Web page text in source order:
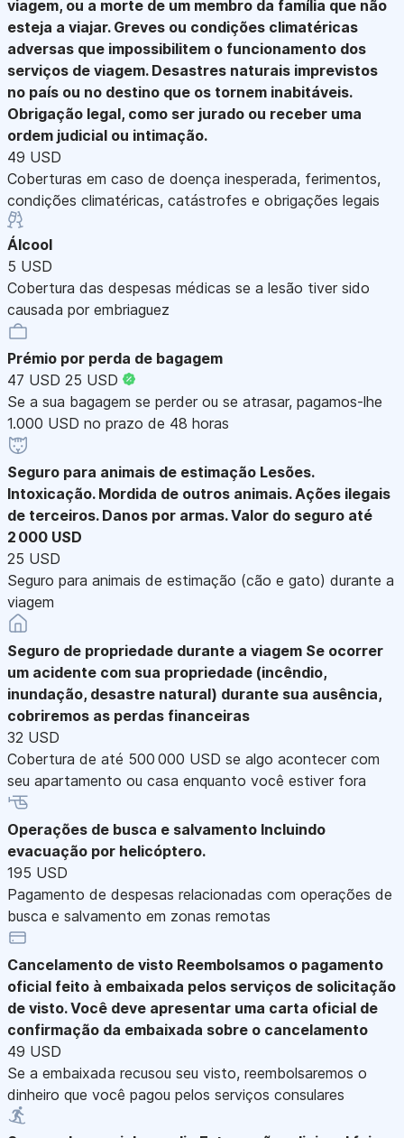
viagem, ou a morte de um membro da família que não
esteja a viajar. Greves ou condições climatéricas
adversas que impossibilitem o funcionamento dos
serviços de viagem. Desastres naturais imprevistos
no país ou no destino que os tornem inabitáveis.
Obrigação legal, como ser jurado ou receber uma
ordem judicial ou intimação.
49 USD
Coberturas em caso de doença inesperada, ferimentos,
condições climatéricas, catástrofes e obrigações legais
Álcool
5 USD
Cobertura das despesas médicas se a lesão tiver sido
causada por embriaguez
Prémio por perda de bagagem
47 USD 25 USD
Se a sua bagagem se perder ou se atrasar, pagamos-lhe
1.000 USD no prazo de 48 horas
Seguro para animais de estimação Lesões.
Intoxicação. Mordida de outros animais. Ações ilegais
de terceiros. Danos por armas. Valor do seguro até
2 000 USD
25 USD
Seguro para animais de estimação (cão e gato) durante a
viagem
Seguro de propriedade durante a viagem Se ocorrer
um acidente com sua propriedade (incêndio,
inundação, desastre natural) durante sua ausência,
cobriremos as perdas financeiras
32 USD
Cobertura de até 500 000 USD se algo acontecer com
seu apartamento ou casa enquanto você estiver fora
Operações de busca e salvamento Incluindo
evacuação por helicóptero.
195 USD
Pagamento de despesas relacionadas com operações de
busca e salvamento em zonas remotas
Cancelamento de visto Reembolsamos o pagamento
oficial feito à embaixada pelos serviços de solicitação
de visto. Você deve apresentar uma carta oficial de
confirmação da embaixada sobre o cancelamento
49 USD
Se a embaixada recusou seu visto, reembolsaremos o
dinheiro que você pagou pelos serviços consulares